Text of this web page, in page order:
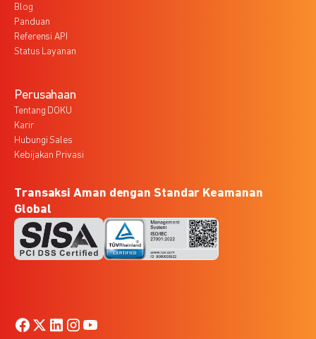
Blog
Panduan
Referensi API
Status Layanan
Perusahaan
Tentang DOKU
Karir
Hubungi Sales
Kebijakan Privasi
Transaksi Aman dengan Standar Keamanan
Global